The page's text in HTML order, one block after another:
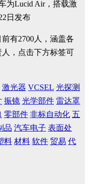
前有2700人，涵盖各
，点击下方标签可
激光器 VCSEL 光探测
振镜 光学部件 雷达罩
零部件 非标自动化 五
品 汽车电子 表面处
料 材料 软件 贸易 代